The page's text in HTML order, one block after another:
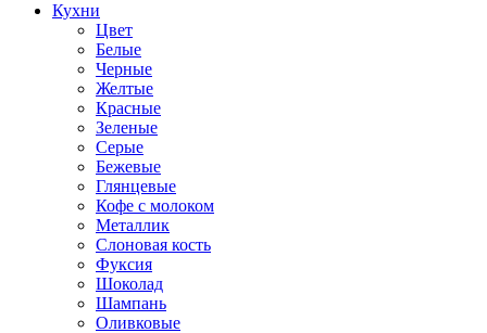
Кухни
Цвет
Белые
Черные
Желтые
Красные
Зеленые
Серые
Бежевые
Глянцевые
Кофе с молоком
Металлик
Слоновая кость
Фуксия
Шоколад
Шампань
Оливковые